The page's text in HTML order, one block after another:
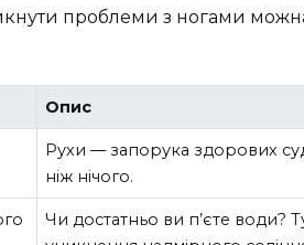
проблеми з ногами
Опис
Рухи — запорука здорових
ніж нічого.
Чи достатньо ви п’єте води?